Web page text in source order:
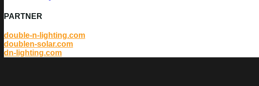
PARTNER
double-n-lighting.com
doublen-solar.com
dn-lighting.com